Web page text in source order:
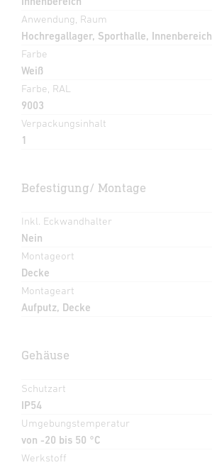
Anwendung, Raum
Hochregallager, Sporthalle, Innenbereich
Farbe
Weiß
Farbe, RAL
9003
Verpackungsinhalt
1
Befestigung/ Montage
Inkl. Eckwandhalter
Nein
Montageort
Decke
Montageart
Aufputz, Decke
Gehäuse
Schutzart
IP54
Umgebungstemperatur
von -20 bis 50 °C
Werkstoff